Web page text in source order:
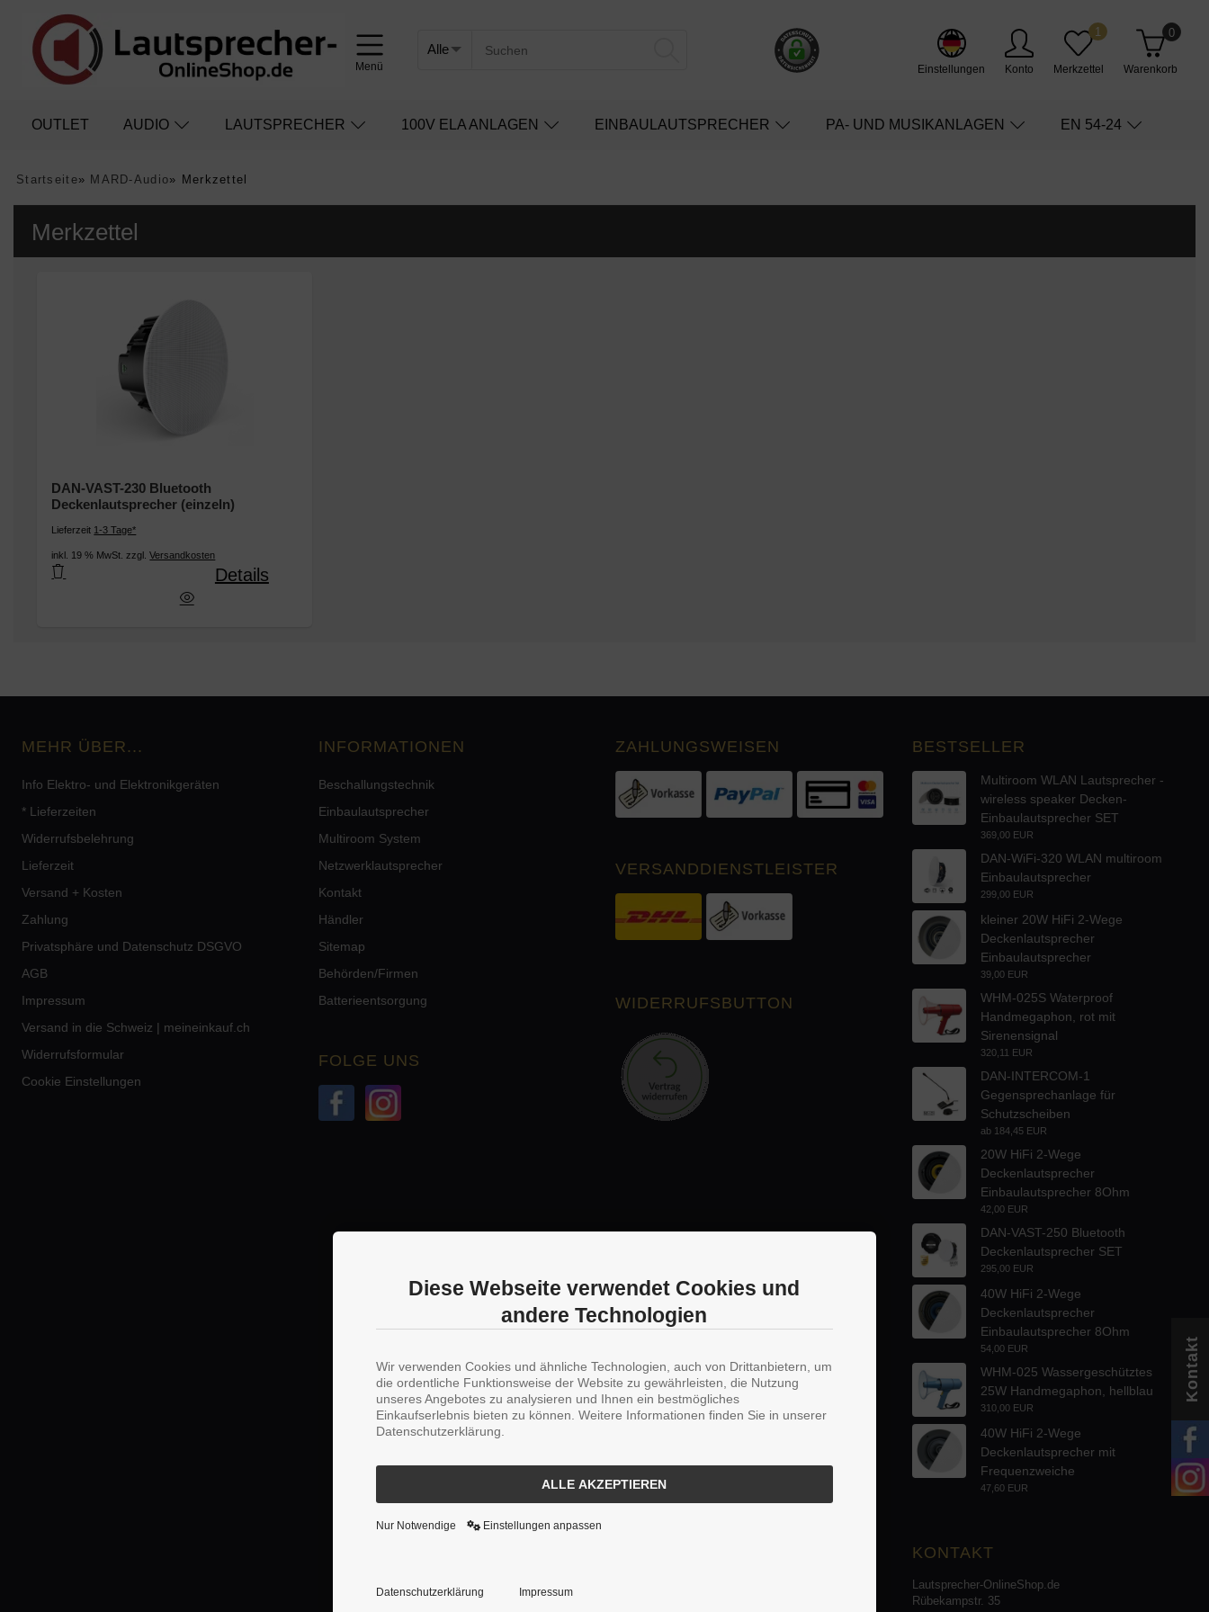
Menü Einstellungen Konto Merkzettel
1
Warenkorb
0
OUTLET AUDIO LAUTSPRECHER 100V ELA ANLAGEN EINBAULAUTSPRECHER PA- UND MUSIKANLAGEN EN 54-24
Startseite» MARD-Audio» Merkzettel
Merkzettel
DAN-VAST-230 Bluetooth
Deckenlautsprecher (einzeln)
Lieferzeit 1-3 Tage*
inkl. 19 % MwSt. zzgl.Versandkosten
VAST-230 Bluetooth Deckenlautsprecher (einzeln)
Details
MEHR ÜBER...
Info Elektro- und Elektronikgeräten
* Lieferzeiten
Widerrufsbelehrung
Lieferzeit
Versand + Kosten
Zahlung
Privatsphäre und Datenschutz DSGVO
AGB
Impressum
Versand in die Schweiz | meineinkauf.ch
Widerrufsformular
Cookie Einstellungen
INFORMATIONEN
Beschallungstechnik
Einbaulautsprecher
Multiroom System
Netzwerklautsprecher
Kontakt
Händler
Sitemap
Behörden/Firmen
Batterieentsorgung
FOLGE UNS
Kontakt
ZAHLUNGSWEISEN
VERSANDDIENSTLEISTER
WIDERRUFSBUTTON
BESTSELLER
Multiroom WLAN Lautsprecher -
wireless speaker Decken-
Einbaulautsprecher SET
369,00 EUR
DAN-WiFi-320 WLAN multiroom
Einbaulautsprecher
299,00 EUR
kleiner 20W HiFi 2-Wege
Deckenlautsprecher
Einbaulautsprecher
39,00 EUR
WHM-025S Waterproof
Handmegaphon, rot mit
Sirenensignal
320,11 EUR
DAN-INTERCOM-1
Gegensprechanlage für
Schutzscheiben
ab 184,45 EUR
20W HiFi 2-Wege
Deckenlautsprecher
Einbaulautsprecher 8Ohm
42,00 EUR
DAN-VAST-250 Bluetooth
Deckenlautsprecher SET
295,00 EUR
40W HiFi 2-Wege
Deckenlautsprecher
Einbaulautsprecher 8Ohm
54,00 EUR
WHM-025 Wassergeschütztes
25W Handmegaphon, hellblau
310,00 EUR
40W HiFi 2-Wege
Deckenlautsprecher mit
Frequenzweiche
47,60 EUR
KONTAKT
Lautsprecher-OnlineShop.de
Rübekampstr. 35
Diese Webseite verwendet Cookies und
andere Technologien
Wir verwenden Cookies und ähnliche Technologien, auch von Drittanbietern, um
die ordentliche Funktionsweise der Website zu gewährleisten, die Nutzung
unseres Angebotes zu analysieren und Ihnen ein bestmögliches
Einkaufserlebnis bieten zu können. Weitere Informationen finden Sie in unserer
Datenschutzerklärung.
ALLE AKZEPTIEREN
Nur Notwendige Einstellungen anpassen
Datenschutzerklärung Impressum